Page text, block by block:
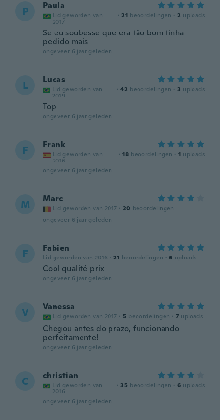
P Paula
Lid geworden van
2017
· 21 beoordelingen · 2 uploads
Se eu soubesse que era tão bom tinha
pedido mais
ongeveer 6 jaar geleden
L Lucas
Lid geworden van
2019
· 42 beoordelingen · 3 uploads
Top
ongeveer 6 jaar geleden
F Frank
Lid geworden van
2016
· 18 beoordelingen · 1 uploads
ongeveer 6 jaar geleden
M Marc
Lid geworden van 2017 · 20 beoordelingen
ongeveer 6 jaar geleden
F Fabien
Lid geworden van 2016 · 21 beoordelingen · 6 uploads
Cool qualité prix
ongeveer 6 jaar geleden
V Vanessa
Lid geworden van 2017 · 5 beoordelingen · 7 uploads
Chegou antes do prazo, funcionando
perfeitamente!
ongeveer 6 jaar geleden
C christian
Lid geworden van
2016
· 35 beoordelingen · 6 uploads
ongeveer 6 jaar geleden